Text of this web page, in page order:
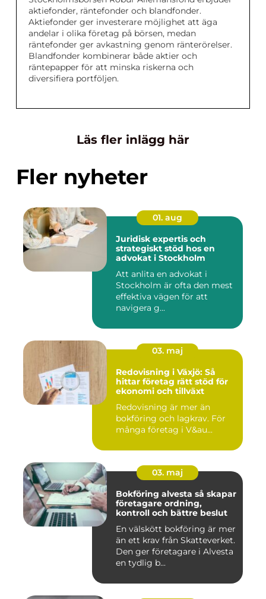
aktiefonder, räntefonder och blandfonder.
Aktiefonder ger investerare möjlighet att äga
andelar i olika företag på börsen, medan
räntefonder ger avkastning genom ränterörelser.
Blandfonder kombinerar både aktier och
räntepapper för att minska riskerna och
diversifiera portföljen.
Läs fler inlägg här
Fler nyheter
01. aug
Juridisk expertis och
strategiskt stöd hos en
advokat i Stockholm
Att anlita en advokat i
Stockholm är ofta den mest
effektiva vägen för att
navigera g...
03. maj
Redovisning i Växjö: Så
hittar företag rätt stöd för
ekonomi och tillväxt
Redovisning är mer än
bokföring och lagkrav. För
många företag i V&au...
03. maj
Bokföring alvesta så skapar
företagare ordning,
kontroll och bättre beslut
En välskött bokföring är mer
än ett krav från Skatteverket.
Den ger företagare i Alvesta
en tydlig b...